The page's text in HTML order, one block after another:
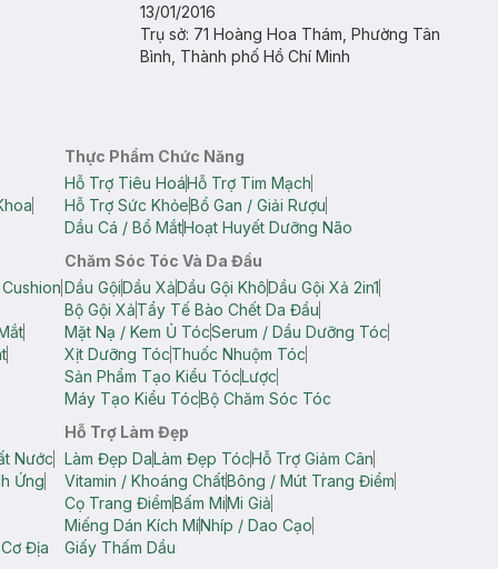
13/01/2016
Trụ sở: 71 Hoàng Hoa Thám, Phường Tân
Bình, Thành phố Hồ Chí Minh
Thực Phẩm Chức Năng
Hỗ Trợ Tiêu HoáHỗ Trợ Tim Mạch
Hỗ Trợ Sức KhỏeBổ Gan / Giải Rượu
Dầu Cá / Bổ MắtHoạt Huyết Dưỡng Não
Chăm Sóc Tóc Và Da Đầu
Dầu GộiDầu XảDầu Gội KhôDầu Gội Xả 2in1
Bộ Gội XảTẩy Tế Bào Chết Da Đầu
Mặt Nạ / Kem Ủ TócSerum / Dầu Dưỡng Tóc
Xịt Dưỡng TócThuốc Nhuộm Tóc
Sản Phẩm Tạo Kiểu TócLược
Máy Tạo Kiểu TócBộ Chăm Sóc Tóc
Nước
Ứng
Địa
Hỗ Trợ Làm Đẹp
Làm Đẹp DaLàm Đẹp TócHỗ Trợ Giảm Cân
Vitamin / Khoáng ChấtBông / Mút Trang Điểm
Cọ Trang ĐiểmBấm MiMi Giả
Miếng Dán Kích MíNhíp / Dao Cạo
Giấy Thấm Dầu